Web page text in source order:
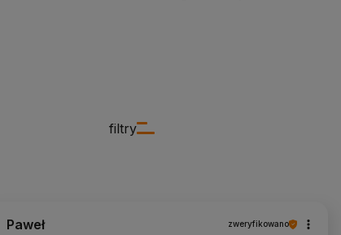
filtry
Paweł zweryfikowano